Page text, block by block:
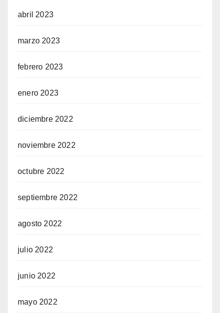
abril 2023
marzo 2023
febrero 2023
enero 2023
diciembre 2022
noviembre 2022
octubre 2022
septiembre 2022
agosto 2022
julio 2022
junio 2022
mayo 2022